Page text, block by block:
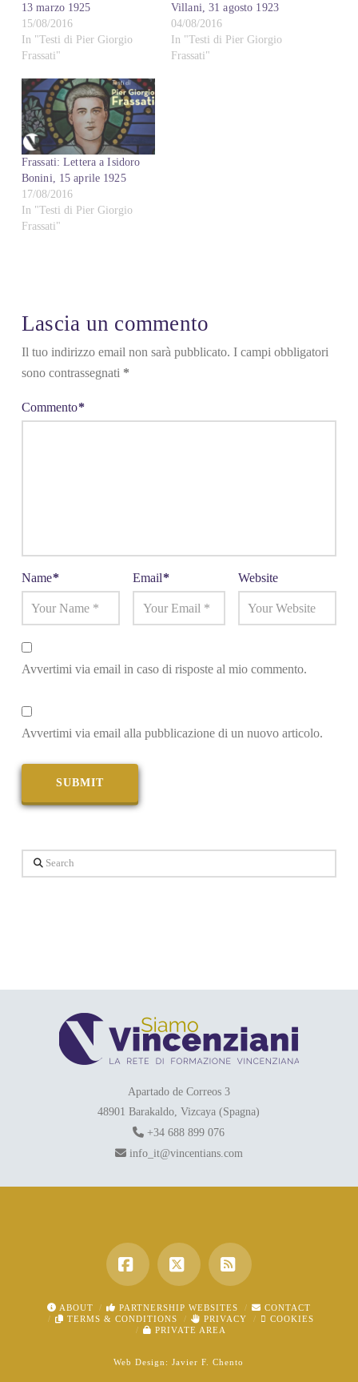
13 marzo 1925
15/08/2016
In "Testi di Pier Giorgio
Frassati"
Villani, 31 agosto 1923
04/08/2016
In "Testi di Pier Giorgio
Frassati"
Frassati: Lettera a Isidoro
Bonini, 15 aprile 1925
17/08/2016
In "Testi di Pier Giorgio
Frassati"
Lascia un commento
Il tuo indirizzo email non sarà pubblicato. I campi obbligatori
sono contrassegnati *
Commento*
Name* Email* Website
Avvertimi via email in caso di risposte al mio commento.
Avvertimi via email alla pubblicazione di un nuovo articolo.
Search
Apartado de Correos 3
48901 Barakaldo, Vizcaya (Spagna)
+34 688 899 076
info_it@vincentians.com
Facebook
X RSS
ABOUT PARTNERSHIP WEBSITES
CONTACT
TERMS & CONDITIONS
PRIVACY
COOKIES
PRIVATE AREA
Web Design:Javier F. Chento